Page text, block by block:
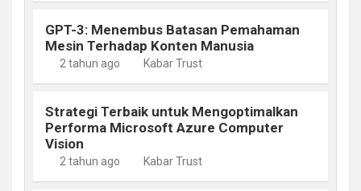
GPT-3: Menembus Batasan Pemahaman
Mesin Terhadap Konten Manusia
2 tahun ago Kabar Trust
Strategi Terbaik untuk Mengoptimalkan
Performa Microsoft Azure Computer
Vision
2 tahun ago Kabar Trust